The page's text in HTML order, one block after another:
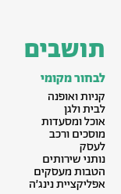
תושבים
לבחור מקומי
קניות ואופנה
לבית ולגן
אוכל ומסעדות
מוסכים ורכב
לעסק
נותני שירותים
הטבות מעסקים
אפליקציית נינג׳ה